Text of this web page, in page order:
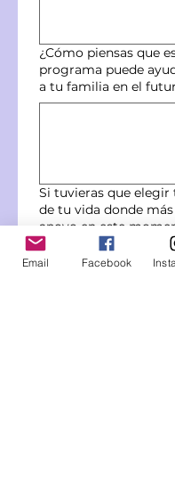
¿Cómo piensas que
programa puede
a tu familia en el
Si tuvieras que elegir
de tu vida donde
apoyo en este
(ejemplo: salud,
autoestima,
Email Facebook